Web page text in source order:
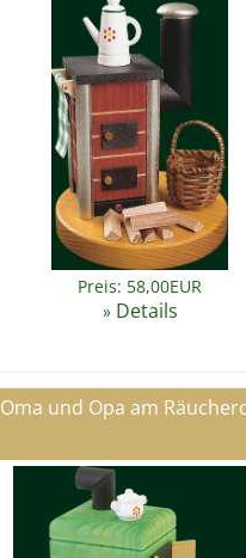
Preis: 58,00EUR
» Details
Oma und Opa am